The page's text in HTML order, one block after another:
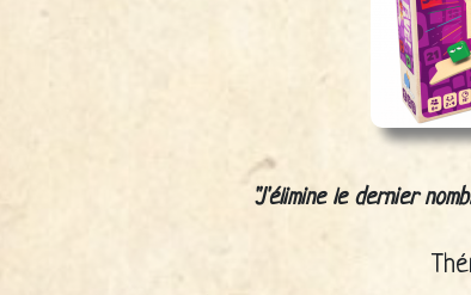
J'élimine le dernier